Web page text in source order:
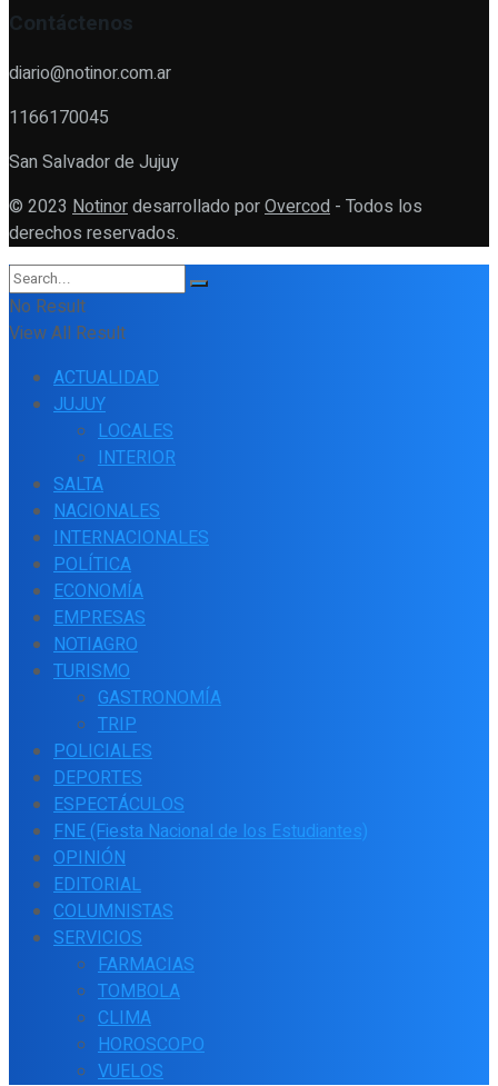
Contáctenos
diario@notinor.com.ar
1166170045
San Salvador de Jujuy
© 2023 Notinordesarrollado porOvercod - Todos los
derechos reservados.
No Result
View All Result
ACTUALIDAD
JUJUY
LOCALES
INTERIOR
SALTA
NACIONALES
INTERNACIONALES
POLÍTICA
ECONOMÍA
EMPRESAS
NOTIAGRO
TURISMO
GASTRONOMÍA
TRIP
POLICIALES
DEPORTES
ESPECTÁCULOS
FNE (Fiesta Nacional de los Estudiantes)
OPINIÓN
EDITORIAL
COLUMNISTAS
SERVICIOS
FARMACIAS
TOMBOLA
CLIMA
HOROSCOPO
VUELOS